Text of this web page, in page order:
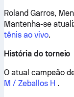
Roland Garros,
Mantenha-se
tênis ao vivo.
História do torneio
O atual campeão
M / Zeballos H .